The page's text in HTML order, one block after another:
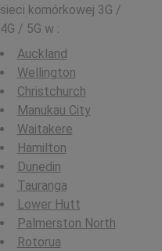
sieci komórkowej 3G /
4G / 5G w :
Auckland
Wellington
Christchurch
Manukau City
Waitakere
Hamilton
Dunedin
Tauranga
Lower Hutt
Palmerston North
Rotorua